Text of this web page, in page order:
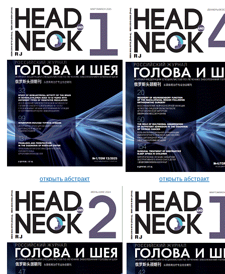
открыть абстракт открыть абстракт